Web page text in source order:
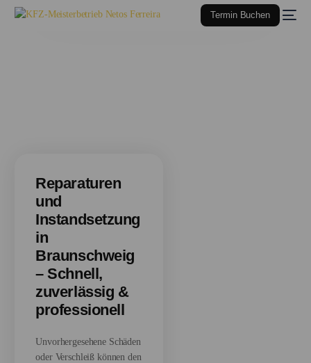
Termin Buchen
Reparaturen
und
Instandsetzung
in
Braunschweig
– Schnell,
zuverlässig &
professionell
Unvorhergesehene Schäden
oder Verschleiß können den